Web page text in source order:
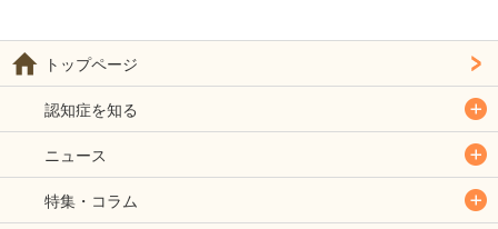
トップページ
認知症を知る
ニュース
特集・コラム